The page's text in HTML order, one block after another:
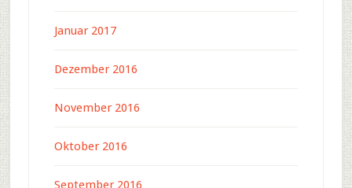
Januar 2017
Dezember 2016
November 2016
Oktober 2016
September 2016